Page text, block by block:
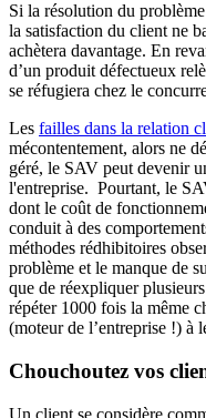
Si la résolution du
la satisfaction du client ne
achètera davantage. En
d’un produit défectueux
se réfugiera chez le
Les failles dans la relation
mécontentement, alors ne
géré, le SAV peut devenir
l'entreprise. Pourtant, le
dont le coût de
conduit à des
méthodes rédhibitoires
problème et le manque de
que de réexpliquer
répéter 1000 fois la même
(moteur de l’entreprise !) à
Chouchoutez vos
Un client se considère